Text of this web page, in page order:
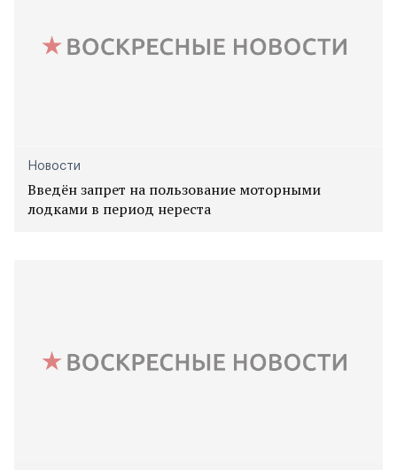
Новости
Введён запрет на пользование моторными
лодками в период нереста